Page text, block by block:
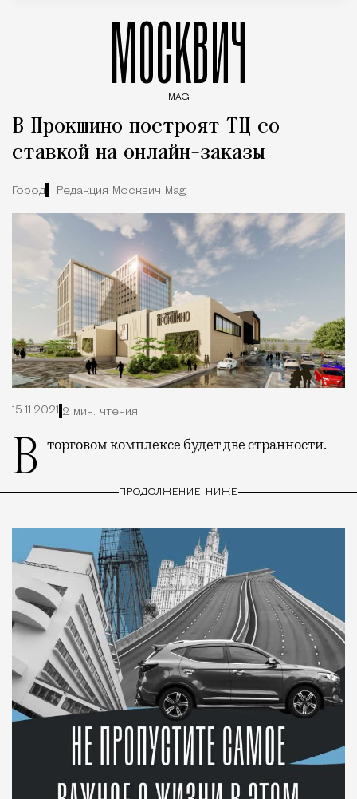
МОСКВИЧ
MAG
В Прокшино построят ТЦ со
ставкой на онлайн-заказы
Город Редакция Москвич Mag
15.11.2021 2 мин. чтения
В торговом комплексе будет две странности.
ПРОДОЛЖЕНИЕ НИЖЕ